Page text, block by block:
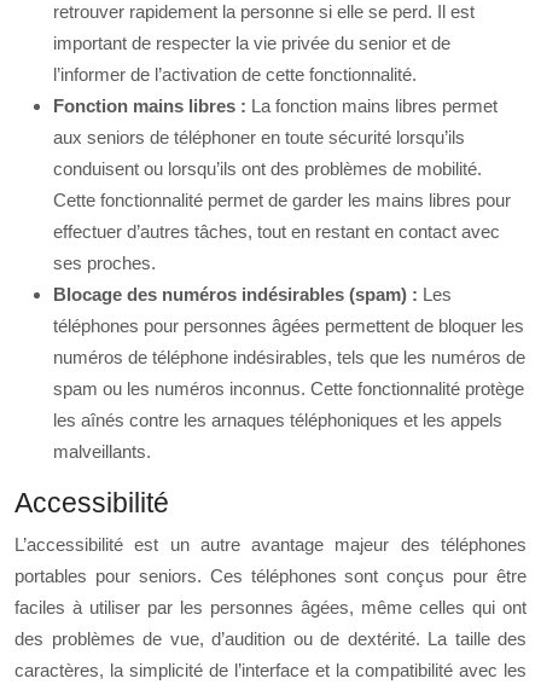
retrouver rapidement la personne si elle se perd. Il est
important de respecter la vie privée du senior et de
l’informer de l’activation de cette fonctionnalité.
Fonction mains libres : La fonction mains libres permet
aux seniors de téléphoner en toute sécurité lorsqu’ils
conduisent ou lorsqu’ils ont des problèmes de mobilité.
Cette fonctionnalité permet de garder les mains libres pour
effectuer d’autres tâches, tout en restant en contact avec
ses proches.
Blocage des numéros indésirables (spam) : Les
téléphones pour personnes âgées permettent de bloquer les
numéros de téléphone indésirables, tels que les numéros de
spam ou les numéros inconnus. Cette fonctionnalité protège
les aînés contre les arnaques téléphoniques et les appels
malveillants.
Accessibilité
L’accessibilité est un autre avantage majeur des téléphones
portables pour seniors. Ces téléphones sont conçus pour être
faciles à utiliser par les personnes âgées, même celles qui ont
des problèmes de vue, d’audition ou de dextérité. La taille des
caractères, la simplicité de l’interface et la compatibilité avec les